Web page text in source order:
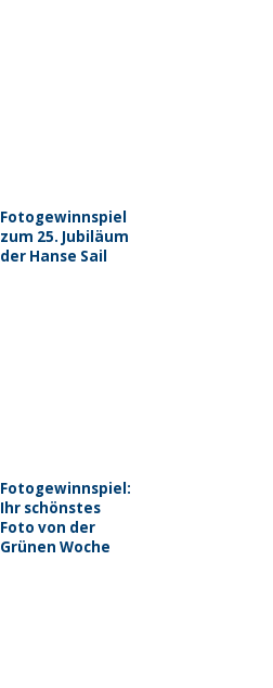
Fotogewinnspiel
zum 25. Jubiläum
der Hanse Sail
Fotogewinnspiel:
Ihr schönstes
Foto von der
Grünen Woche